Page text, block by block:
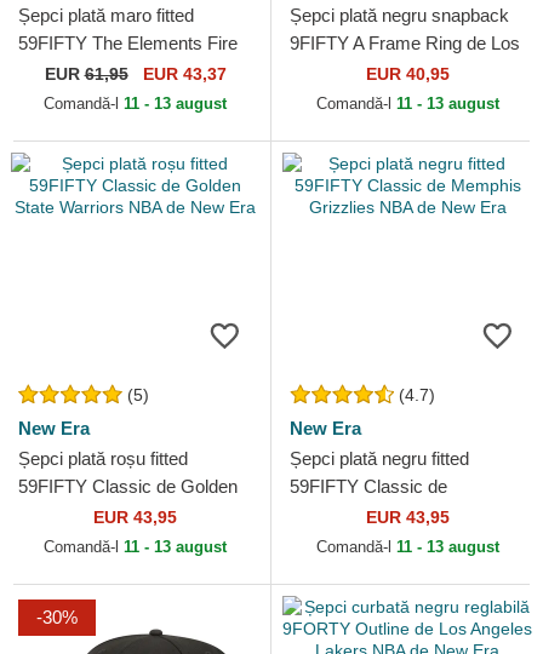
Șepci plată maro fitted
59FIFTY The Elements Fire
Pin de Miami Heat NBA de
New Era
EUR61,95 EUR 43,37
Comandă-l 11 - 13 august
Șepci plată negru snapback
9FIFTY A Frame Ring de Los
Angeles Lakers NBA de New
Era
EUR 40,95
Comandă-l 11 - 13 august
(5)
New Era
Șepci plată roșu fitted
59FIFTY Classic de Golden
State Warriors NBA de New
Era
EUR 43,95
Comandă-l 11 - 13 august
(4.7)
New Era
Șepci plată negru fitted
59FIFTY Classic de
Memphis Grizzlies NBA de
New Era
EUR 43,95
Comandă-l 11 - 13 august
-30%